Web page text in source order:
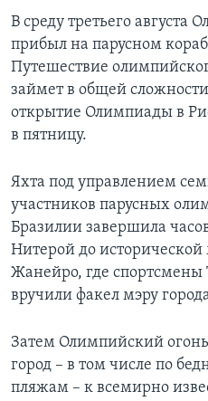
В среду третьего августа
прибыл на парусном
Путешествие
займет в общей
открытие Олимпиады в
в пятницу.
Яхта под управлением
участников парусных
Бразилии завершила
Нитерой до
Жанейро, где спортсмены
вручили факел мэру
Затем Олимпийский огонь
город – в том числе по
пляжам – к всемирно